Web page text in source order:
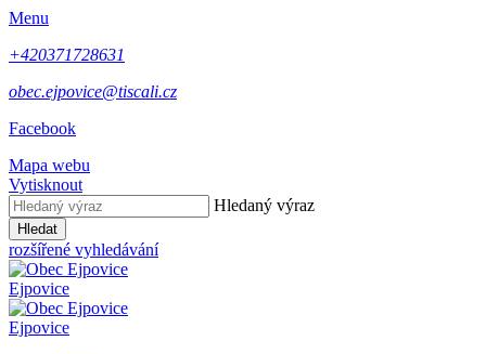
Menu
+420371728631
obec.ejpovice@tiscali.cz
Facebook
Mapa webu
Vytisknout
Hledaný výraz
Hledat
rozšířené vyhledávání
Ejpovice
Ejpovice